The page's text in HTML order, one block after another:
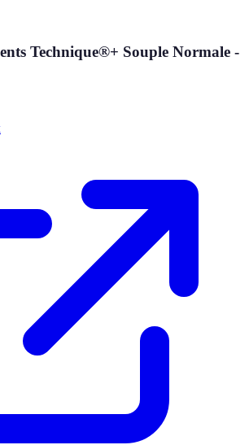
Technique®+ Souple Normale -